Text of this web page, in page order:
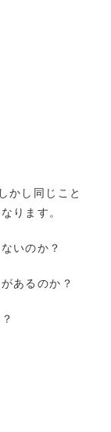
かし同じこと
ります。
いのか？
あるのか？